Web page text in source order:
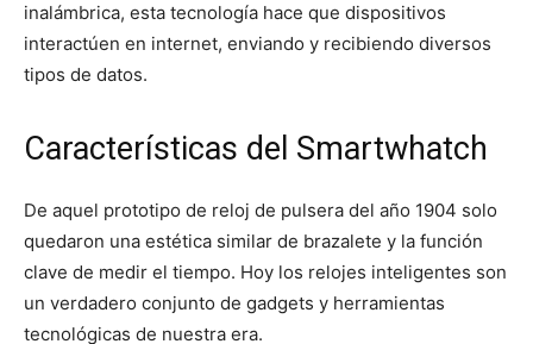
inalámbrica, esta tecnología hace que dispositivos
interactúen en internet, enviando y recibiendo diversos
tipos de datos.
Características del Smartwhatch
De aquel prototipo de reloj de pulsera del año 1904 solo
quedaron una estética similar de brazalete y la función
clave de medir el tiempo. Hoy los relojes inteligentes son
un verdadero conjunto de gadgets y herramientas
tecnológicas de nuestra era.